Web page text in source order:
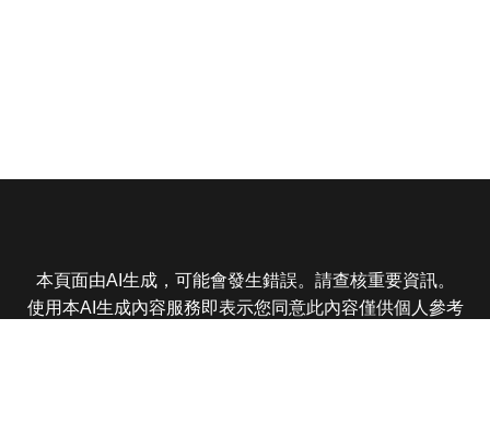
本頁面由AI生成，可能會發生錯誤。請查核重要資訊。
使用本AI生成內容服務即表示您同意此內容僅供個人參考